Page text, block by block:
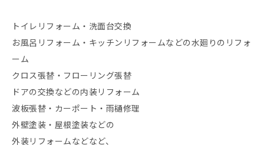
トイレリフォーム・洗面台交換
お風呂リフォーム・キッチンリフォームなどの水廻りのリフォ
ーム
クロス張替・フローリング張替
ドアの交換などの内装リフォーム
波板張替・カーポート・雨樋修理
外壁塗装・屋根塗装などの
外装リフォームなどなど、